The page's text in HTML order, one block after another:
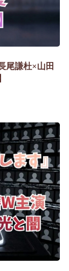
尾謙杜×山田